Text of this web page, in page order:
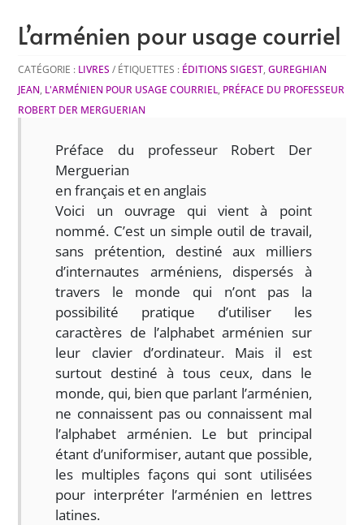
L’arménien pour usage courriel
CATÉGORIE : LIVRES ÉTIQUETTES : ÉDITIONS SIGEST,GUREGHIAN
JEAN, L'ARMÉNIEN POUR USAGE COURRIEL, PRÉFACE DU PROFESSEUR
ROBERT DER MERGUERIAN
Préface du professeur Robert Der
Merguerian
en français et en anglais
Voici un ouvrage qui vient à point
nommé. C’est un simple outil de travail,
sans prétention, destiné aux milliers
d’internautes arméniens, dispersés à
travers le monde qui n’ont pas la
possibilité pratique d’utiliser les
caractères de l’alphabet arménien sur
leur clavier d’ordinateur. Mais il est
surtout destiné à tous ceux, dans le
monde, qui, bien que parlant l’arménien,
ne connaissent pas ou connaissent mal
l’alphabet arménien. Le but principal
étant d’uniformiser, autant que possible,
les multiples façons qui sont utilisées
pour interpréter l’arménien en lettres
latines.